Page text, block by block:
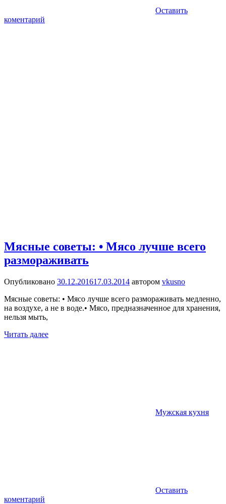
Оставить
коментарий
Мясные советы: • Мясо лучше всего
размораживать
Опубликовано 30.12.201617.03.2014 автором vkusno
Мясные советы: • Мясо лучше всего размораживать медленно,
на воздухе, а не в воде.• Мясо, предназначенное для хранения,
нельзя мыть,
Читать далее
Мужская кухня
Оставить
коментарий